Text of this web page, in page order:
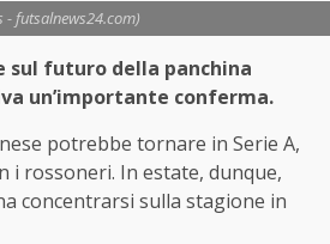
- futsalnews24.com)
sul futuro della panchina
un’importante conferma.
potrebbe tornare in Serie A,
i rossoneri. In estate, dunque,
concentrarsi sulla stagione in